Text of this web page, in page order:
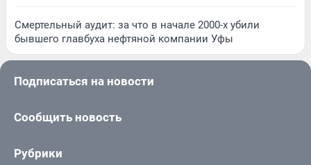
Смертельный аудит: за что в начале 2000-х убили
бывшего главбуха нефтяной компании Уфы
Подписаться на новости
Сообщить новость
Рубрики